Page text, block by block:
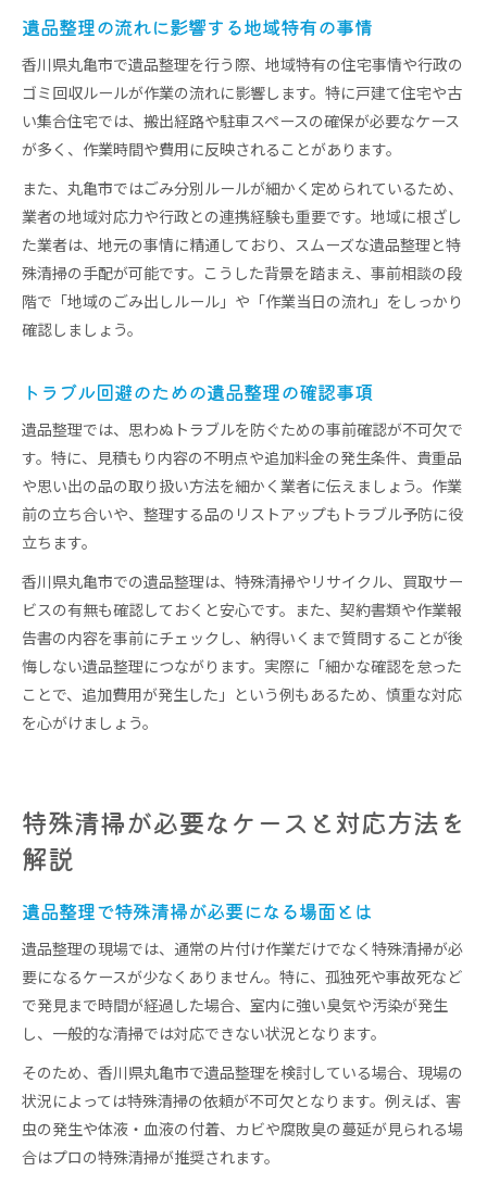
遺品整理の流れに影響する地域特有の事情
香川県丸亀市で遺品整理を行う際、地域特有の住宅事情や行政の
ゴミ回収ルールが作業の流れに影響します。特に戸建て住宅や古
い集合住宅では、搬出経路や駐車スペースの確保が必要なケース
が多く、作業時間や費用に反映されることがあります。
また、丸亀市ではごみ分別ルールが細かく定められているため、
業者の地域対応力や行政との連携経験も重要です。地域に根ざし
た業者は、地元の事情に精通しており、スムーズな遺品整理と特
殊清掃の手配が可能です。こうした背景を踏まえ、事前相談の段
階で「地域のごみ出しルール」や「作業当日の流れ」をしっかり
確認しましょう。
トラブル回避のための遺品整理の確認事項
遺品整理では、思わぬトラブルを防ぐための事前確認が不可欠で
す。特に、見積もり内容の不明点や追加料金の発生条件、貴重品
や思い出の品の取り扱い方法を細かく業者に伝えましょう。作業
前の立ち合いや、整理する品のリストアップもトラブル予防に役
立ちます。
香川県丸亀市での遺品整理は、特殊清掃やリサイクル、買取サー
ビスの有無も確認しておくと安心です。また、契約書類や作業報
告書の内容を事前にチェックし、納得いくまで質問することが後
悔しない遺品整理につながります。実際に「細かな確認を怠った
ことで、追加費用が発生した」という例もあるため、慎重な対応
を心がけましょう。
特殊清掃が必要なケースと対応方法を
解説
遺品整理で特殊清掃が必要になる場面とは
遺品整理の現場では、通常の片付け作業だけでなく特殊清掃が必
要になるケースが少なくありません。特に、孤独死や事故死など
で発見まで時間が経過した場合、室内に強い臭気や汚染が発生
し、一般的な清掃では対応できない状況となります。
そのため、香川県丸亀市で遺品整理を検討している場合、現場の
状況によっては特殊清掃の依頼が不可欠となります。例えば、害
虫の発生や体液・血液の付着、カビや腐敗臭の蔓延が見られる場
合はプロの特殊清掃が推奨されます。